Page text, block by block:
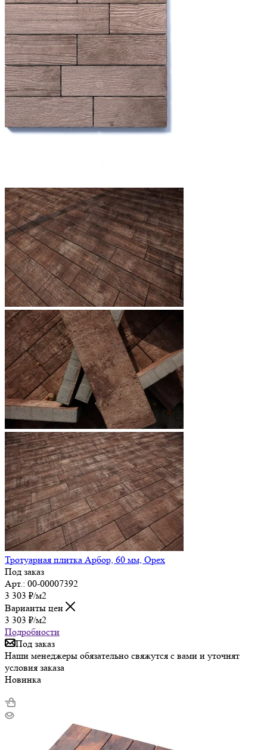
Тротуарная плитка Арбор, 60 мм, Орех
Под заказ
Арт.: 00-00007392
3 303 ₽/м2
Варианты цен
3 303 ₽/м2
Подробности
Под заказ
Наши менеджеры обязательно свяжутся с вами и уточнят
условия заказа
Новинка